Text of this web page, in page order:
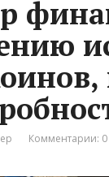
Комментарии: 0